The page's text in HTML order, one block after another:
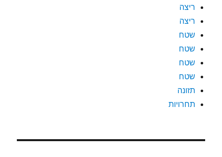
ריצה
ריצה
שטח
שטח
שטח
שטח
תזונה
תחרויות